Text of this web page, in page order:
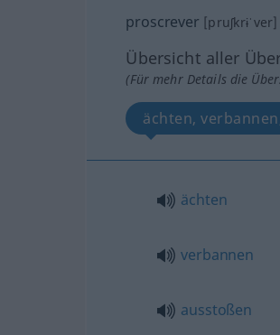
proscrever [pruʃkrɨˈver]
Übersicht aller
(Für mehr Details die
ächten,
ächten
verbannen
ausstoßen